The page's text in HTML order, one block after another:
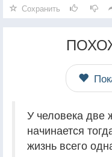
Сохранить
У человека две
начинается
жизнь всего